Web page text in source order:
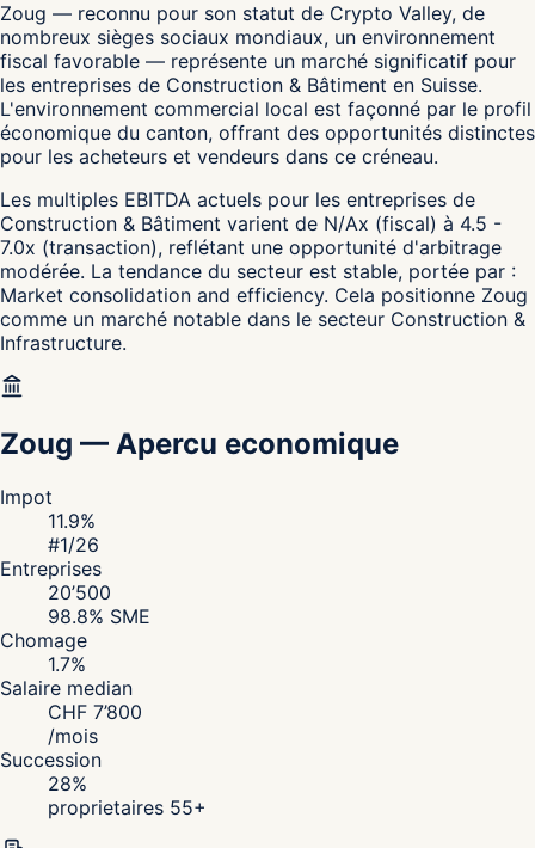
Zoug — reconnu pour son statut de Crypto Valley, de
nombreux sièges sociaux mondiaux, un environnement
fiscal favorable — représente un marché significatif pour
les entreprises de Construction & Bâtiment en Suisse.
L'environnement commercial local est façonné par le profil
économique du canton, offrant des opportunités distinctes
pour les acheteurs et vendeurs dans ce créneau.
Les multiples EBITDA actuels pour les entreprises de
Construction & Bâtiment varient de N/Ax (fiscal) à 4.5 -
7.0x (transaction), reflétant une opportunité d'arbitrage
modérée. La tendance du secteur est stable, portée par :
Market consolidation and efficiency. Cela positionne Zoug
comme un marché notable dans le secteur Construction &
Infrastructure.
Zoug — Apercu economique
Impot
11.9%
#1/26
Entreprises
20’500
98.8% SME
Chomage
1.7%
Salaire median
CHF 7’800
/mois
Succession
28%
proprietaires 55+